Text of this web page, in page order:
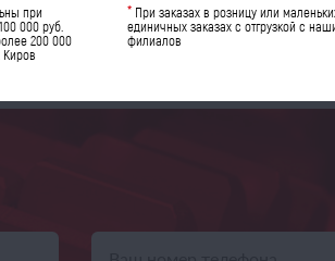
при
000 руб.
200 000
Киров
* При заказах в розницу или
единичных заказах с отгрузкой с
филиалов